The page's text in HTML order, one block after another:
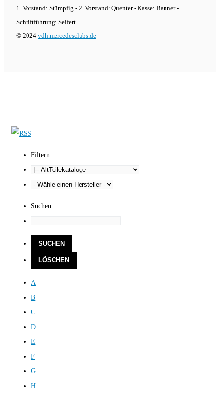
1. Vorstand: Stümpfig - 2. Vorstand: Quenter - Kasse: Banner -
Schriftführung: Seifert
© 2024 vdh.mercedesclubs.de
Filtern
Suchen
A
B
C
D
E
F
G
H